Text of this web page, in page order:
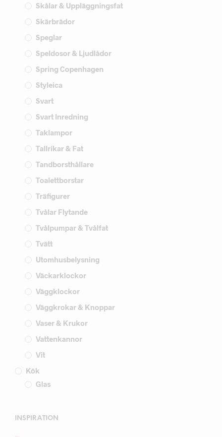
Skålar & Uppläggningsfat
Skärbrädor
Speglar
Speldosor & Ljudlådor
Spring Copenhagen
Styleica
Svart
Svart Inredning
Taklampor
Tallrikar & Fat
Tandborsthållare
Toalettborstar
Träfigurer
Tvålar Flytande
Tvålpumpar & Tvålfat
Tvätt
Utomhusbelysning
Väckarklockor
Väggklockor
Väggkrokar & Knoppar
Vaser & Krukor
Vattenkannor
Vit
Kök
Glas
INSPIRATION